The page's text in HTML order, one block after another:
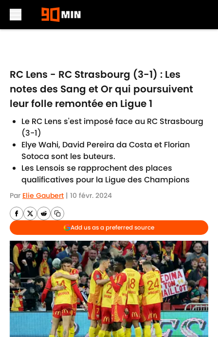
RC Lens - RC Strasbourg (3-1) : Les
notes des Sang et Or qui poursuivent
leur folle remontée en Ligue 1
Le RC Lens s'est imposé face au RC Strasbourg
(3-1)
Elye Wahi, David Pereira da Costa et Florian
Sotoca sont les buteurs.
Les Lensois se rapprochent des places
qualificatives pour la Ligue des Champions
Par Elie Gaubert | 10 févr. 2024
Add us as a preferred source